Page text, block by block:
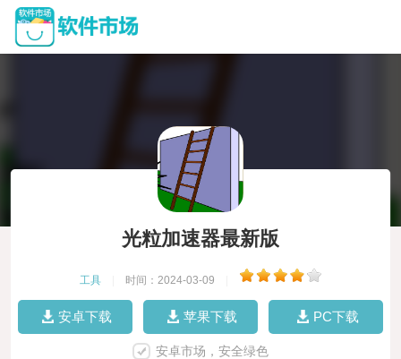
光粒加速器最新版
工具 时间：2024-03-09
安卓下载 苹果下载 PC下载
安卓市场，安全绿色